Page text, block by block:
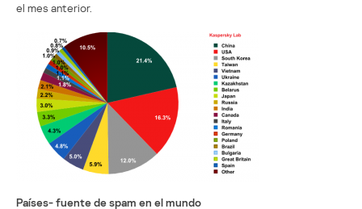
el mes anterior.
Países- fuente de spam en el mundo